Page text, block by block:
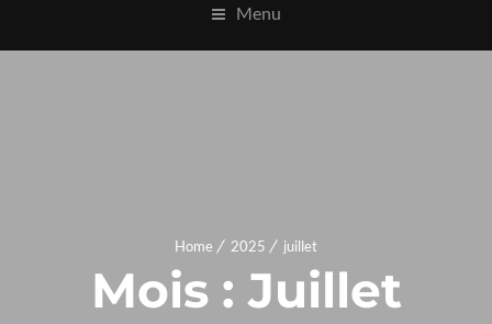
Menu
Home 2025 juillet
Mois :Juillet